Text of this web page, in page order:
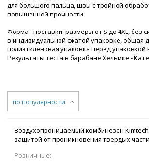
для большого пальца, швы с тройной
повышенной прочности.
Формат поставки: размеры от S до 4XL, без
в индивидуальной сжатой упаковке, общая
полиэтиленовая упаковка перед упаковкой
Результаты теста в барабане Хельмке -
по популярности
Воздухопроницаемый комбинезон Kimtech
защитой от проникновения твердых
Розничные: